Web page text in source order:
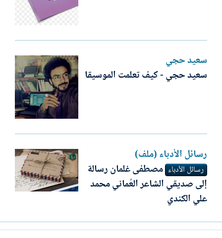
سعيد حجي
سعيد حجي - كيف تعلمت الموسيقا
رسائل الأدباء (ملف)
رسائل الأدباء مصطفى غلمان رسالة
إلى صديقي الشاعر العُماني محمد
علي الكندي